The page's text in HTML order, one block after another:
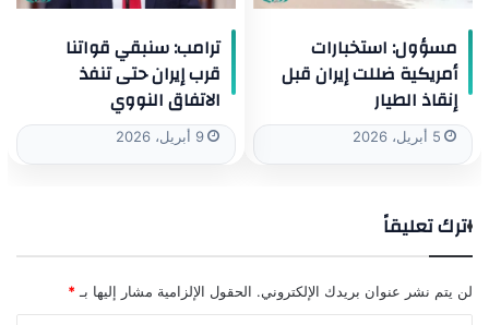
مسؤول: استخبارات
أمريكية ضللت إيران قبل
إنقاذ الطيار
5 أبريل، 2026
ترامب: سنبقي قواتنا
قرب إيران حتى تنفذ
الاتفاق النووي
9 أبريل، 2026
اترك تعليقاً
لن يتم نشر عنوان بريدك الإلكتروني. الحقول الإلزامية مشار إليها بـ *